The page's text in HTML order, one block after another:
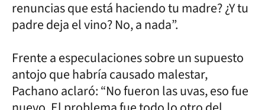
renuncias que está haciendo tu madre? ¿Y tu
padre deja el vino? No, a nada”.
Frente a especulaciones sobre un supuesto
antojo que habría causado malestar,
Pachano aclaró: “No fueron las uvas, eso fue